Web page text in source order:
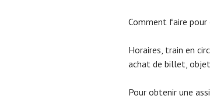
Comment faire
Horaires, train en
achat de billet,
Pour obtenir une